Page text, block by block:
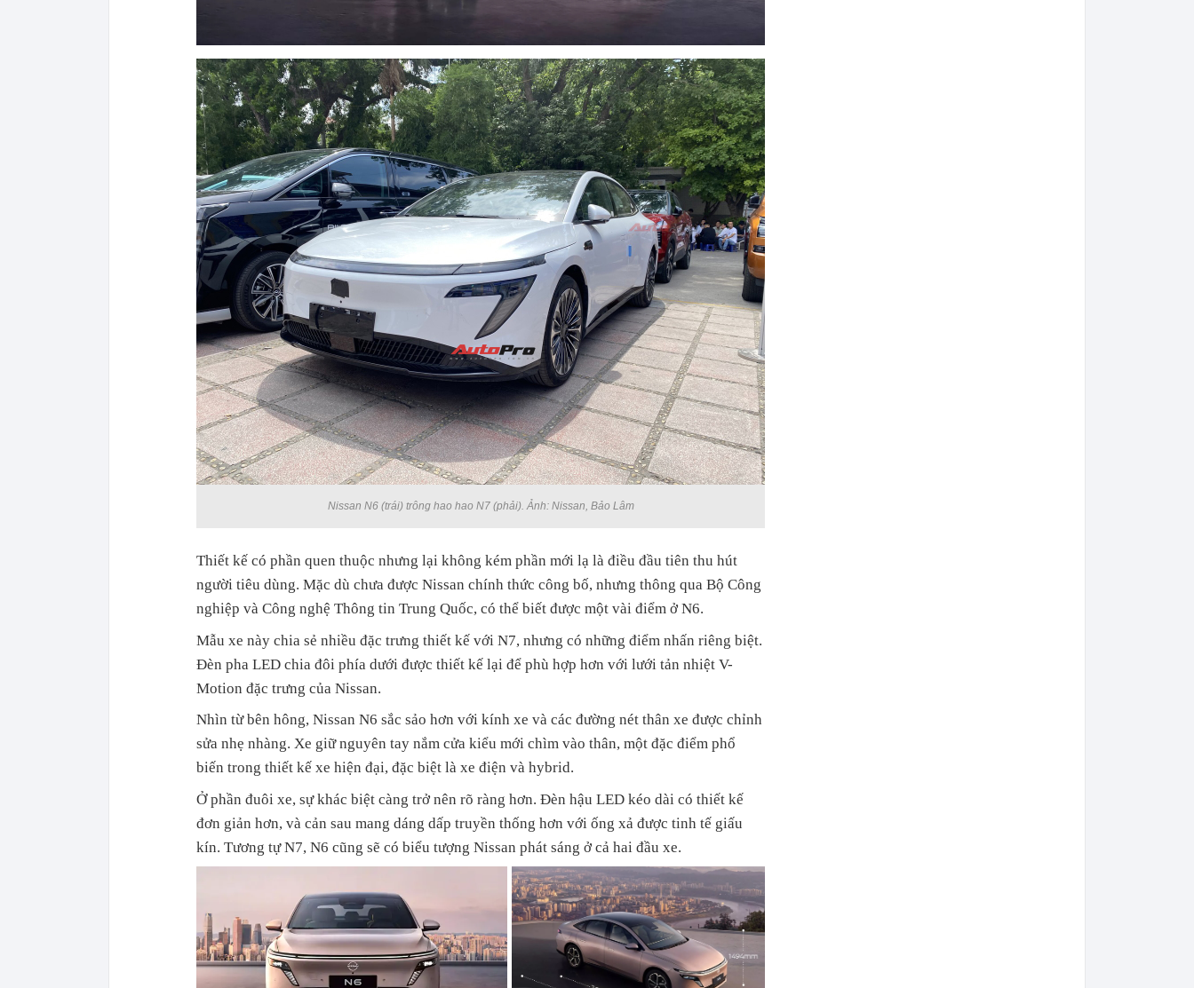
Nissan N6 (trái) trông hao hao N7 (phải). Ảnh: Nissan, Bảo Lâm
Thiết kế có phần quen thuộc nhưng lại không kém phần mới lạ là điều đầu tiên thu hút
người tiêu dùng. Mặc dù chưa được Nissan chính thức công bố, nhưng thông qua Bộ Công
nghiệp và Công nghệ Thông tin Trung Quốc, có thể biết được một vài điểm ở N6.
Mẫu xe này chia sẻ nhiều đặc trưng thiết kế với N7, nhưng có những điểm nhấn riêng biệt.
Đèn pha LED chia đôi phía dưới được thiết kế lại để phù hợp hơn với lưới tản nhiệt V-
Motion đặc trưng của Nissan.
Nhìn từ bên hông, Nissan N6 sắc sảo hơn với kính xe và các đường nét thân xe được chỉnh
sửa nhẹ nhàng. Xe giữ nguyên tay nắm cửa kiểu mới chìm vào thân, một đặc điểm phổ
biến trong thiết kế xe hiện đại, đặc biệt là xe điện và hybrid.
Ở phần đuôi xe, sự khác biệt càng trở nên rõ ràng hơn. Đèn hậu LED kéo dài có thiết kế
đơn giản hơn, và cản sau mang dáng dấp truyền thống hơn với ống xả được tinh tế giấu
kín. Tương tự N7, N6 cũng sẽ có biểu tượng Nissan phát sáng ở cả hai đầu xe.